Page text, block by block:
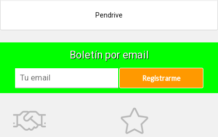
Pendrive
Boletín por email
Registrarme